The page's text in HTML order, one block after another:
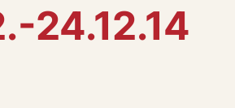
24.12.14